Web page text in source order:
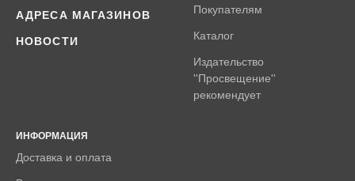
АДРЕСА МАГАЗИНОВ
НОВОСТИ
Покупателям
Каталог
Издательство
''Просвещение''
рекомендует
ИНФОРМАЦИЯ
Доставка и оплата